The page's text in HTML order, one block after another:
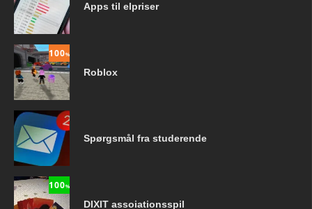
Apps til elpriser
100%
Roblox
Spørgsmål fra studerende
100%
DIXIT assoiationsspil